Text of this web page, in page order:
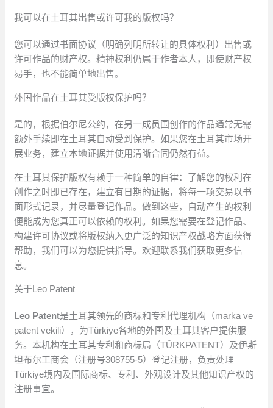
我可以在土耳其出售或许可我的版权吗？
您可以通过书面协议（明确列明所转让的具体权利）出售或
许可作品的财产权。精神权利仍属于作者本人，即使财产权
易手，也不能简单地出售。
外国作品在土耳其受版权保护吗？
是的，根据伯尔尼公约，在另一成员国创作的作品通常无需
额外手续即在土耳其自动受到保护。如果您在土耳其市场开
展业务，建立本地证据并使用清晰合同仍然有益。
在土耳其保护版权有赖于一种简单的自律：了解您的权利在
创作之时即已存在，建立有日期的证据，将每一项交易以书
面形式记录，并尽量登记作品。做到这些，自动产生的权利
便能成为您真正可以依赖的权利。如果您需要在登记作品、
构建许可协议或将版权纳入更广泛的知识产权战略方面获得
帮助，我们可以为您提供指导。欢迎联系我们获取更多信
息。
关于Leo Patent
Leo Patent是土耳其领先的商标和专利代理机构（marka ve
patent vekili），为Türkiye各地的外国及土耳其客户提供服
务。本机构在土耳其专利和商标局（TÜRKPATENT）及伊斯
坦布尔工商会（注册号308755-5）登记注册，负责处理
Türkiye境内及国际商标、专利、外观设计及其他知识产权的
注册事宜。